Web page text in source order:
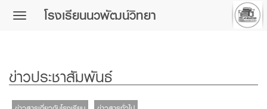
Toggle โรงเรียนนวพัฒน์วิทยา
ข่าวประชาสัมพันธ์